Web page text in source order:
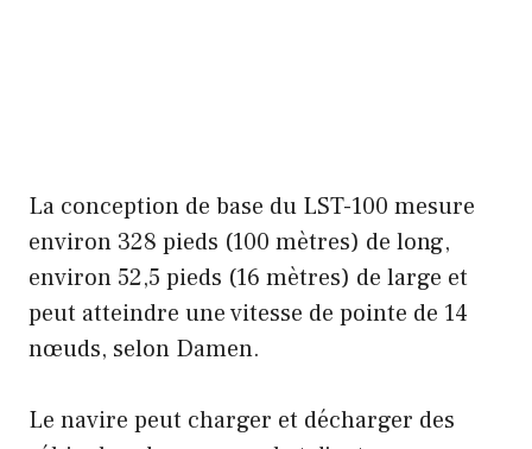
La conception de base du LST-100 mesure
environ 328 pieds (100 mètres) de long,
environ 52,5 pieds (16 mètres) de large et
peut atteindre une vitesse de pointe de 14
nœuds, selon Damen.
Le navire peut charger et décharger des